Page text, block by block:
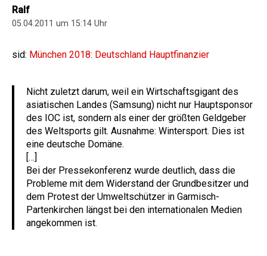
Ralf
05.04.2011 um 15:14 Uhr
sid: München 2018: Deutschland Hauptfinanzier
Nicht zuletzt darum, weil ein Wirtschaftsgigant des
asiatischen Landes (Samsung) nicht nur Hauptsponsor
des IOC ist, sondern als einer der größten Geldgeber
des Weltsports gilt. Ausnahme: Wintersport. Dies ist
eine deutsche Domäne.
[…]
Bei der Pressekonferenz wurde deutlich, dass die
Probleme mit dem Widerstand der Grundbesitzer und
dem Protest der Umweltschützer in Garmisch-
Partenkirchen längst bei den internationalen Medien
angekommen ist.